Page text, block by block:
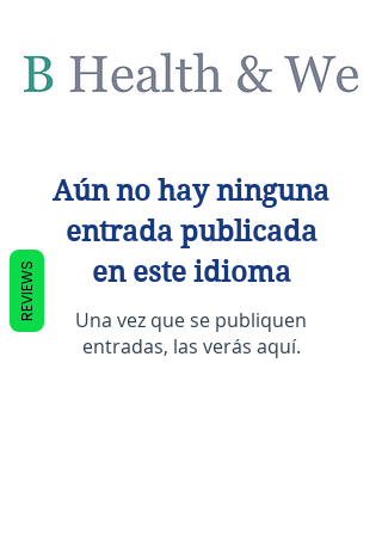
Aún no hay ninguna
entrada publicada
en este idioma
Una vez que se publiquen
entradas, las verás aquí.
REVIEWS